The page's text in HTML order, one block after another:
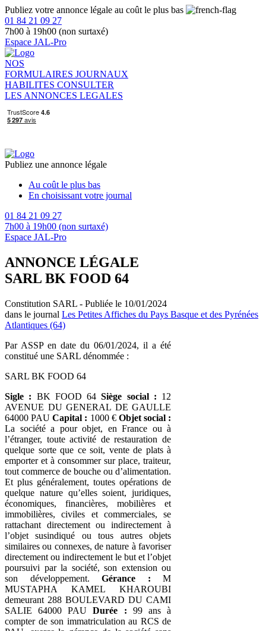
Publiez votre annonce légale au coût le plus bas
01 84 21 09 27
7h00 à 19h00 (non surtaxé)
Espace JAL-Pro
NOS
FORMULAIRES JOURNAUX
HABILITES CONSULTER
LES ANNONCES LEGALES
Publiez une annonce légale
Au coût le plus bas
En choisissant votre journal
01 84 21 09 27
7h00 à 19h00 (non surtaxé)
Espace JAL-Pro
ANNONCE LÉGALE
SARL BK FOOD 64
Constitution SARL - Publiée le 10/01/2024
dans le journal Les Petites Affiches du Pays Basque et des Pyrénées
Atlantiques (64)
Par ASSP en date du 06/01/2024, il a été
constitué une SARL dénommée :
SARL BK FOOD 64
Sigle : BK FOOD 64Siège social : 12
AVENUE DU GENERAL DE GAULLE
64000 PAUCapital : 1000 € Objet social :
La société a pour objet, en France ou à
l’étranger, toute activité de restauration de
quelque sorte que ce soit, vente de plats à
emporter et à consommer sur place, traiteur,
tout commerce de bouche ou d’alimentation.
Et plus généralement, toutes opérations de
quelque nature qu’elles soient, juridiques,
économiques, financières, mobilières et
immobilières, civiles et commerciales, se
rattachant directement ou indirectement à
l’objet susindiqué ou tous autres objets
similaires ou connexes, de nature à favoriser
directement ou indirectement le but et l’objet
poursuivi par la société, son extension ou
son développement. Gérance : M
MUSTAPHA KAMEL KHAROUBI
demeurant 288 BOULEVARD DU CAMI
SALIE 64000 PAUDurée : 99 ans à
compter de son immatriculation au RCS de